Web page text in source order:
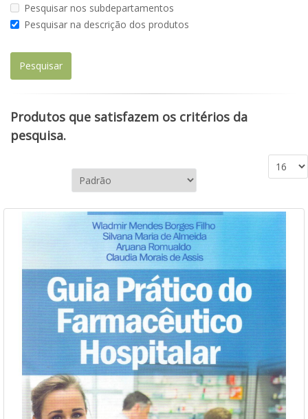
Pesquisar nos subdepartamentos
Pesquisar na descrição dos produtos
Produtos que satisfazem os critérios da
pesquisa.